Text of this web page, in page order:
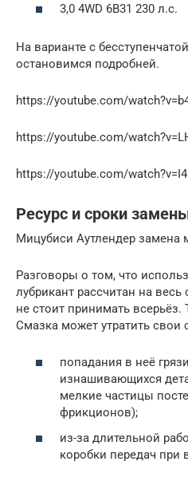
3,0 4WD 6B31 230 л.с.
На варианте с
остановимся подробней.
https://youtube.com/
https://youtube.com/
https://youtube.com/
Ресурс и сроки
Мицубиси Аутлендер замена
Разговоры о том, что
лубрикант рассчитан на
не стоит принимать
Смазка может утратить свои
попадания в неё
изнашивающихся
мелкие частицы
фрикционов);
из-за длительной
коробки передач при